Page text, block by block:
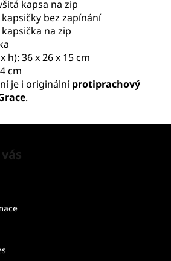
kapsa na zip
bez zapínání
na zip
h): 36 x 26 x 15 cm
cm
je i originálníprotiprachový
.